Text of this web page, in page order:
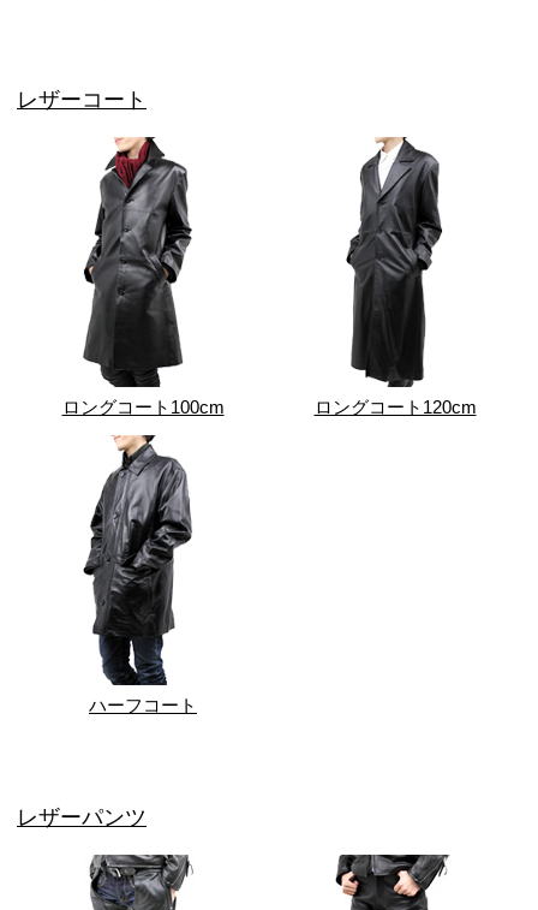
レザーコート
ロングコート100cm ロングコート120cm
ハーフコート
レザーパンツ